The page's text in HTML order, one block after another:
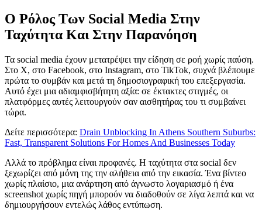
Ο Ρόλος Των Social Media Στην
Ταχύτητα Και Στην Παρανόηση
Τα social media έχουν μετατρέψει την είδηση σε ροή χωρίς παύση.
Στο X, στο Facebook, στο Instagram, στο TikTok, συχνά βλέπουμε
πρώτα το συμβάν και μετά τη δημοσιογραφική του επεξεργασία.
Αυτό έχει μια αδιαμφισβήτητη αξία: σε έκτακτες στιγμές, οι
πλατφόρμες αυτές λειτουργούν σαν αισθητήρας του τι συμβαίνει
τώρα.
Δείτε περισσότερα: Drain Unblocking In Athens Southern Suburbs:
Fast, Transparent Solutions For Homes And Businesses Today
Αλλά το πρόβλημα είναι προφανές. Η ταχύτητα στα social δεν
ξεχωρίζει από μόνη της την αλήθεια από την εικασία. Ένα βίντεο
χωρίς πλαίσιο, μια ανάρτηση από άγνωστο λογαριασμό ή ένα
screenshot χωρίς πηγή μπορούν να διαδοθούν σε λίγα λεπτά και να
δημιουργήσουν εντελώς λάθος εντύπωση.